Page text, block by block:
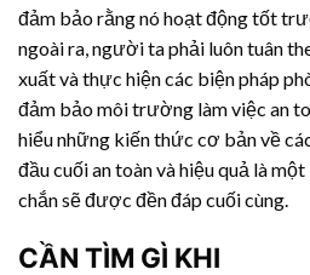
đảm bảo rằng nó hoạt động tốt
ngoài ra, người ta phải luôn tuân
xuất và thực hiện các biện pháp
đảm bảo môi trường làm việc an
hiểu những kiến ​​thức cơ bản về
đầu cuối an toàn và hiệu quả là
chắn sẽ được đền đáp cuối cùng.
CẦN TÌM GÌ KHI